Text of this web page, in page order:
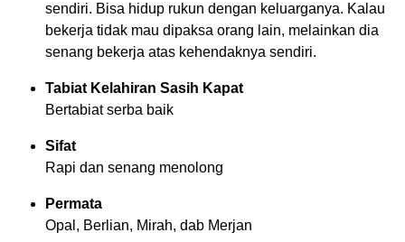
sendiri. Bisa hidup rukun dengan keluarganya. Kalau
bekerja tidak mau dipaksa orang lain, melainkan dia
senang bekerja atas kehendaknya sendiri.
Tabiat Kelahiran Sasih Kapat
Bertabiat serba baik
Sifat
Rapi dan senang menolong
Permata
Opal, Berlian, Mirah, dab Merjan